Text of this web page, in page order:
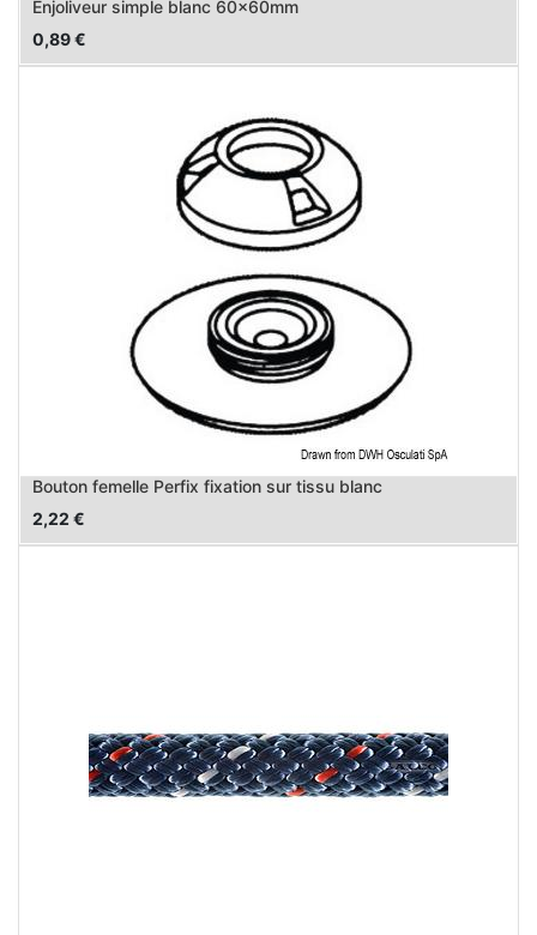
Enjoliveur simple blanc 60x60mm
0,89€
Bouton femelle Perfix fixation sur tissu blanc
2,22 €